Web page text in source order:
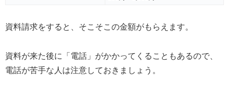
資料請求をすると、そこそこの金額がもらえます。
資料が来た後に「電話」がかかってくることもあるので、
電話が苦手な人は注意しておきましょう。